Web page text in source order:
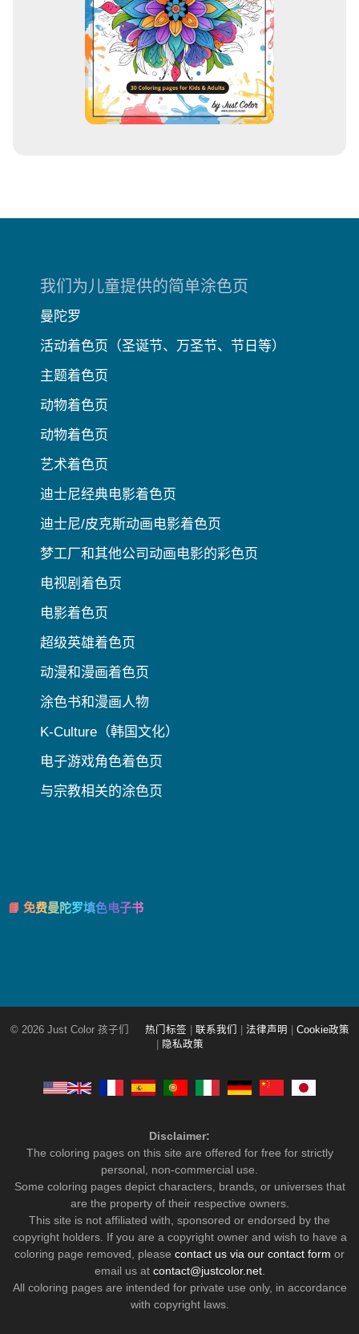
我们为儿童提供的简单涂色页
曼陀罗
活动着色页（圣诞节、万圣节、节日等）
主题着色页
动物着色页
动物着色页
艺术着色页
迪士尼经典电影着色页
迪士尼/皮克斯动画电影着色页
梦工厂和其他公司动画电影的彩色页
电视剧着色页
电影着色页
超级英雄着色页
动漫和漫画着色页
涂色书和漫画人物
K-Culture（韩国文化）
电子游戏角色着色页
与宗教相关的涂色页
📘 免费曼陀罗填色电子书
© 2026 Just Color 孩子们 热门标签 联系我们 法律声明
Cookie政策
隐私政策
Disclaimer:
The coloring pages on this site are offered for free for strictly
personal, non-commercial use.
Some coloring pages depict characters, brands, or universes that
are the property of their respective owners.
This site is not affiliated with, sponsored or endorsed by the
copyright holders. If you are a copyright owner and wish to have a
coloring page removed, please contact us via our contact form or
email us at contact@justcolor.net.
All coloring pages are intended for private use only, in accordance
with copyright laws.